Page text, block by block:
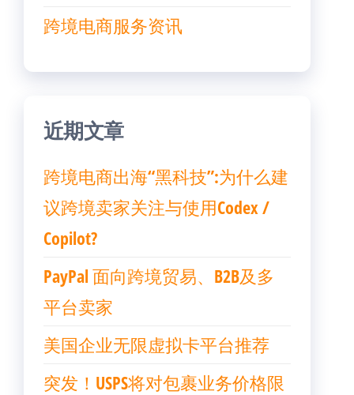
跨境电商服务资讯
近期文章
跨境电商出海“黑科技”:为什么建
议跨境卖家关注与使用Codex /
Copilot?
PayPal 面向跨境贸易、B2B及多
平台卖家
美国企业无限虚拟卡平台推荐
突发！USPS将对包裹业务价格限